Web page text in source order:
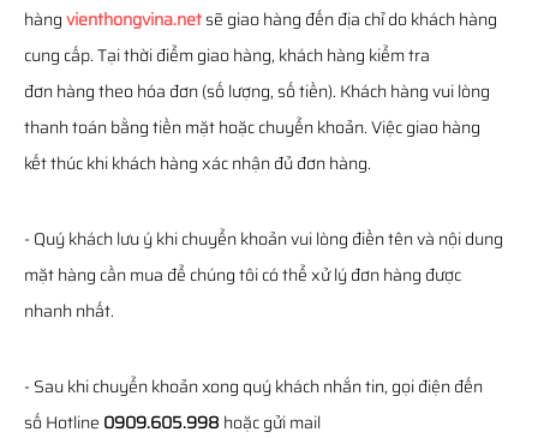
hàngvienthongvina.netsẽ giao hàng đến địa chỉ do khách hàng
cung cấp. Tại thời điểm giao hàng, khách hàng kiểm tra
đơn hàng theo hóa đơn (số lượng, số tiền). Khách hàng vui lòng
thanh toán bằng tiền mặt hoặc chuyển khoản. Việc giao hàng
kết thúc khi khách hàng xác nhận đủ đơn hàng.
- Quý khách lưu ý khi chuyển khoản vui lòng điền tên và nội dung
mặt hàng cần mua để chúng tôi có thể xử lý đơn hàng được
nhanh nhất.
- Sau khi chuyển khoản xong quý khách nhắn tin, gọi điện đến
số Hotline 0909.605.998 hoặc gửi mail